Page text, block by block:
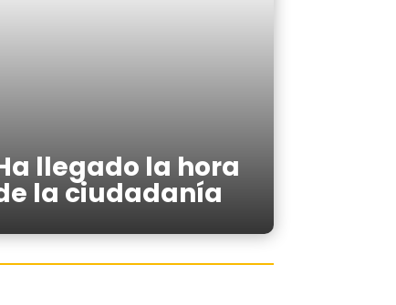
llegado la hora
la ciudadanía